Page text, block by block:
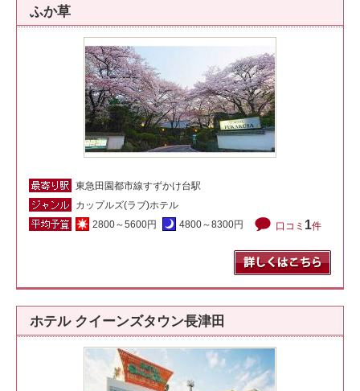
ふか草
東急田園都市線すずかけ台駅
カップルズ(ラブ)ホテル
2800～5600円
4800～8300円 口コミ 1件
ホテル クイーンズタウン長津田